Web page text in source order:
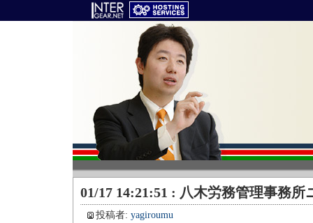
01/17 14:21:51 : 八木労務管理事務所
投稿者: yagiroumu